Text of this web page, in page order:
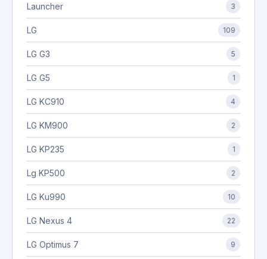
Launcher 3
LG 109
LG G3 5
LG G5 1
LG KC910 4
LG KM900 2
LG KP235 1
Lg KP500 2
LG Ku990 10
LG Nexus 4 22
LG Optimus 7 9